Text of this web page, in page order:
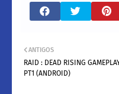
ANTIGOS
RAID : DEAD RISING
PT1 (ANDROID)